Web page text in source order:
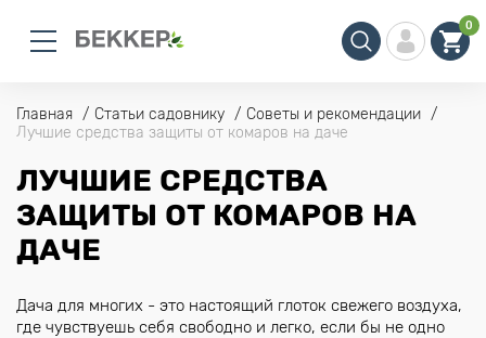
0
Главная Статьи садовнику
Советы и рекомендации
Лучшие средства защиты от комаров на даче
ЛУЧШИЕ СРЕДСТВА
ЗАЩИТЫ ОТ КОМАРОВ НА
ДАЧЕ
Дача для многих - это настоящий глоток свежего воздуха,
где чувствуешь себя свободно и легко, если бы не одно